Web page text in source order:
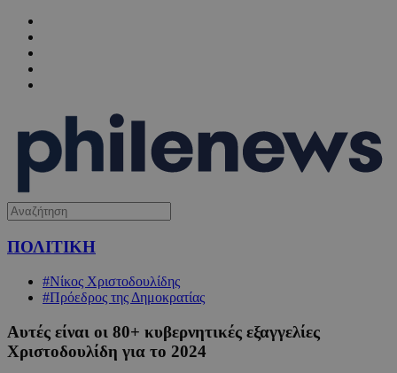
ΠΟΛΙΤΙΚΗ
#Νίκος Χριστοδουλίδης
#Πρόεδρος της Δημοκρατίας
Αυτές είναι οι 80+ κυβερνητικές εξαγγελίες
Χριστοδουλίδη για το 2024